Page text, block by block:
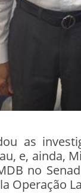
as
e, ainda,
no
Operação